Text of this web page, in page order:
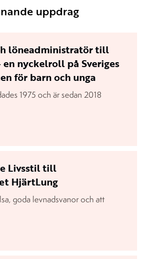
uppdrag
löneadministratör till
en nyckelroll på Sveriges
för barn och unga
1975 och är sedan 2018
Livsstil till
HjärtLung
goda levnadsvanor och att